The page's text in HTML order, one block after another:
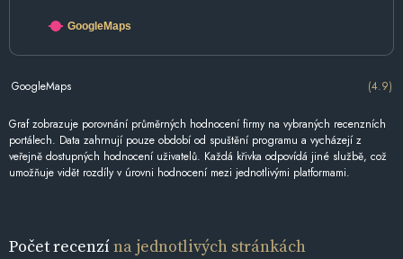
GoogleMaps
GoogleMaps (4.9)
Graf zobrazuje porovnání průměrných hodnocení firmy na vybraných recenzních
portálech. Data zahrnují pouze období od spuštění programu a vycházejí z
veřejně dostupných hodnocení uživatelů. Každá křivka odpovídá jiné službě, což
umožňuje vidět rozdíly v úrovni hodnocení mezi jednotlivými platformami.
Počet recenzína jednotlivých stránkách